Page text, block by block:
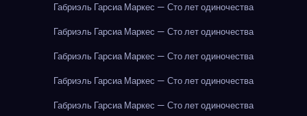
Габриэль Гарсиа Маркес — Сто лет одиночества
Габриэль Гарсиа Маркес — Сто лет одиночества
Габриэль Гарсиа Маркес — Сто лет одиночества
Габриэль Гарсиа Маркес — Сто лет одиночества
Габриэль Гарсиа Маркес — Сто лет одиночества